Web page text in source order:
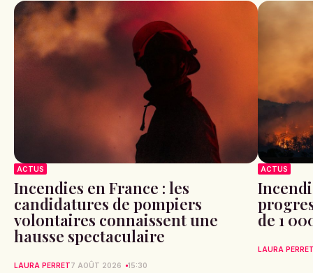
ACTUS
Incendies en France : les
candidatures de pompiers
volontaires connaissent une
hausse spectaculaire
LAURA PERRET7 AOÛT 2026 15:30
ACTUS
de 1
LAURA